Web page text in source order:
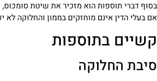
בסוף דברי תוספות הוא מזכיר את שיטת
אם בעלי הדין אינם מוחזקים בממון והחלוקה
קשיים בתוספות
סיבת החלוקה